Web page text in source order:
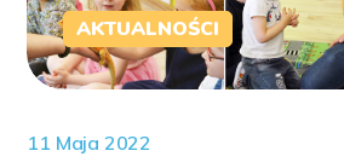
AKTUALNOŚCI
11 Maja 2022